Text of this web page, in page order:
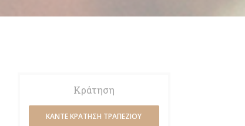
Κράτηση
ΚΆΝΤΕ ΚΡΆΤΗΣΗ ΤΡΑΠΕΖΙΟΎ